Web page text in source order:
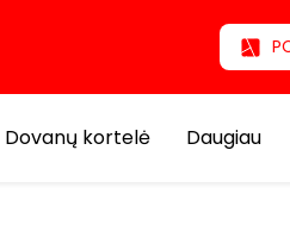
Dovanų kortelė Daugiau